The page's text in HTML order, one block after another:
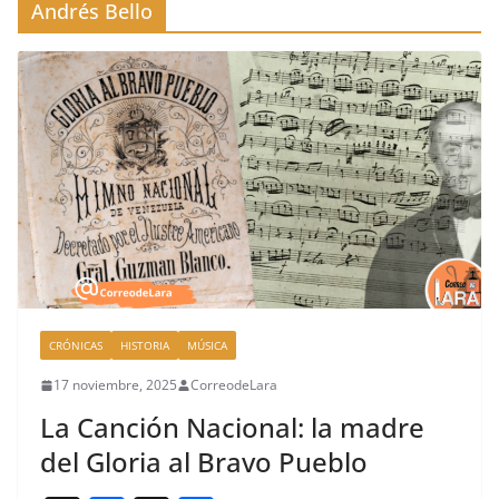
Andrés Bello
CRÓNICAS HISTORIA MÚSICA
17 noviembre, 2025 CorreodeLara
La Canción Nacional: la madre
del Gloria al Bravo Pueblo